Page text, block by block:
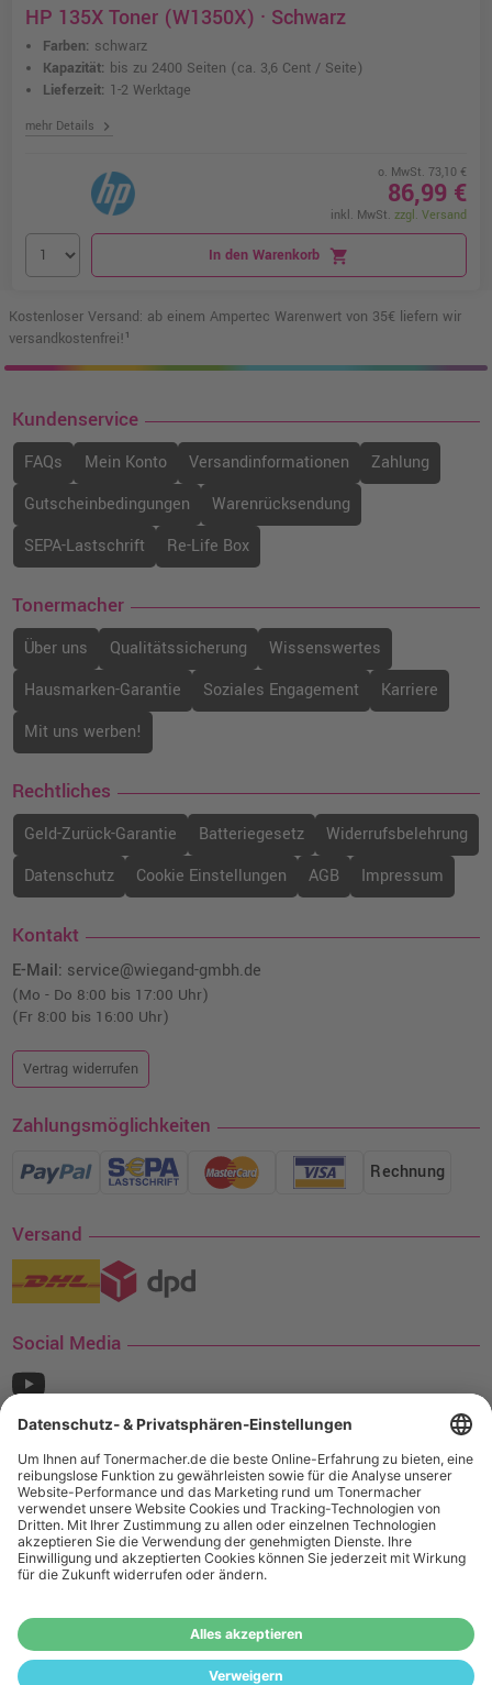
HP 135X Toner (W1350X) · Schwarz
Farben: schwarz
Kapazität: bis zu 2400 Seiten (ca. 3,6 Cent / Seite)
Lieferzeit: 1-2 Werktage
mehr Details chevron_right
o. MwSt. 73,10 €
86,99 €
inkl. MwSt. zzgl. Versand
In den Warenkorb shopping_cart
Kostenloser Versand: ab einem Ampertec Warenwert von 35€ liefern wir
versandkostenfrei!¹
Kundenservice
FAQs Mein Konto Versandinformationen
Zahlung
Gutscheinbedingungen
Warenrücksendung
SEPA-Lastschrift
Re-Life Box
Tonermacher
Über uns Qualitätssicherung
Wissenswertes
Hausmarken-Garantie
Soziales Engagement
Karriere
Mit uns werben!
Rechtliches
Geld-Zurück-Garantie Batteriegesetz
Widerrufsbelehrung
Datenschutz
Cookie Einstellungen AGB Impressum
Kontakt
E-Mail: service@wiegand-gmbh.de
(Mo - Do 8:00 bis 17:00 Uhr)
(Fr 8:00 bis 16:00 Uhr)
Vertrag widerrufen
Zahlungsmöglichkeiten
Rechnung
Versand
Social Media
¹ Nur gültig für den Versand innerhalb Deutschlands. Befindet sich ein Warenwert
von mindestens 35€ (inkl. Mwst.) an Ampertec Artikeln in Ihrem Warenkorb, ist der
Versand für Sie kostenfrei.
Das Angebot von tonermacher.de richtet sich